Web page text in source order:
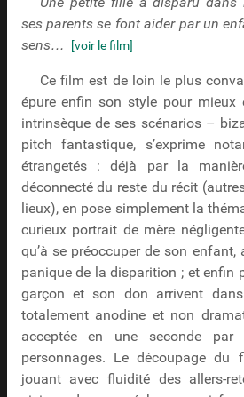
ses parents se font aider par un
sens…
[voir le film]
Ce film est de loin le plus
épure enfin son style pour mieux
intrinsèque de ses scénarios –
pitch fantastique, s’exprime
étrangetés : déjà par la
déconnecté du reste du récit
lieux), en pose simplement la
curieux portrait de mère
qu’à se préoccuper de son enfant,
panique de la disparition ; et enfin
garçon et son don arrivent
totalement anodine et non
acceptée en une seconde
personnages. Le découpage
jouant avec fluidité des allers-